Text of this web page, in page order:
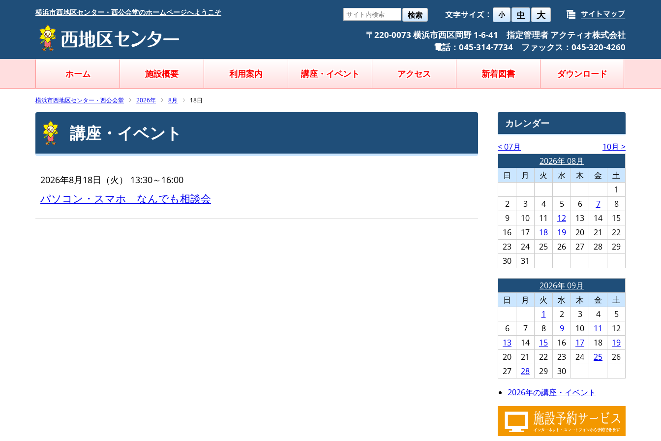
横浜市西地区センター・西公会堂のホームページへようこそ 小 中 大
検索
〒220-0073 横浜市西区岡野 1-6-41 指定管理者 アクティオ株式会社
電話：045-314-7734 ファックス：045-320-4260
ホーム 施設概要 利用案内 講座・イベント アクセス 新着図書 ダウンロード
横浜市西地区センター・西公会堂 2026年 8月 18日
講座・イベント
2026年8月18日（火） 13:30～16:00
パソコン・スマホ なんでも相談会
カレンダー
< 07月
10月 >
2026年 08月
日
月 火 水 木 金
土
1
2
3 4 5 6 7
8
9
10 11 12 13 14
15
16
17 18 19 20 21
22
23
24 25 26 27 28
29
30
31
2026年 09月
日
月 火 水 木 金
土
1
2 3 4
5
6
7 8 9 10 11
12
13
14 15 16 17 18
19
20
21 22 23 24 25
26
27
28 29
30
2026年の講座・イベント